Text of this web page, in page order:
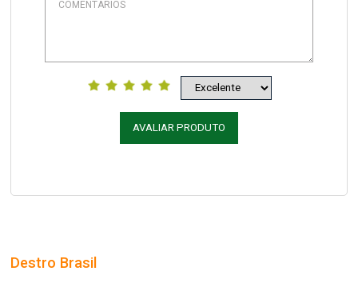
AVALIAR PRODUTO
Destro Brasil